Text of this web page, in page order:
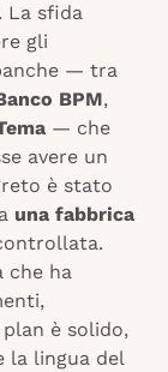
La sfida
gli
— tra
BPM,
— che
avere un
è stato
una fabbrica
che ha
è solido,
la lingua del